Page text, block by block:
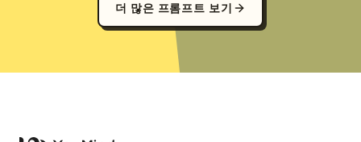
더 많은 프롬프트 보기